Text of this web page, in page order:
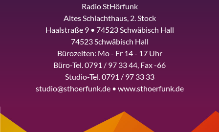
Radio StHörfunk
Altes Schlachthaus, 2. Stock
Haalstraße 9 • 74523 Schwäbisch Hall
74523 Schwäbisch Hall
Bürozeiten: Mo - Fr 14 - 17 Uhr
Büro-Tel. 0791 / 97 33 44, Fax -66
Studio-Tel. 0791 / 97 33 33
studio@sthoerfunk.de • www.sthoerfunk.de